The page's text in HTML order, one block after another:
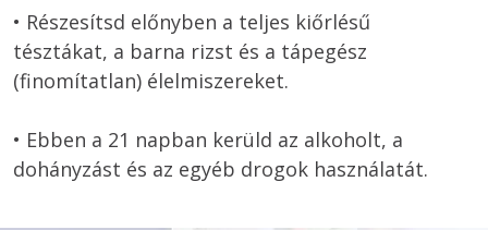
• Részesítsd előnyben a teljes kiőrlésű
tésztákat, a barna rizst és a tápegész
(finomítatlan) élelmiszereket.
• Ebben a 21 napban kerüld az alkoholt, a
dohányzást és az egyéb drogok használatát.